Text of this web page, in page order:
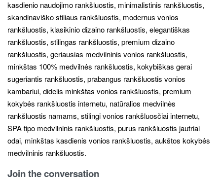
Join the conversation